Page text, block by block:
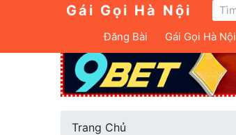
Gái Gọi Hà Nội
Đăng Bài Gái Gọi Hà Nội
Trang Chủ